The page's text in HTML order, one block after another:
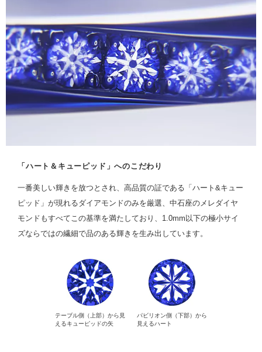
「ハート＆キューピッド」へのこだわり
一番美しい輝きを放つとされ、高品質の証である「ハート&キュー
ピッド」が現れるダイアモンドのみを厳選、中石座のメレダイヤ
モンドもすべてこの基準を満たしており、1.0mm以下の極小サイ
ズならではの繊細で品のある輝きを生み出しています。
テーブル側（上部）から見
えるキューピッドの矢
パビリオン側（下部）から
見えるハート